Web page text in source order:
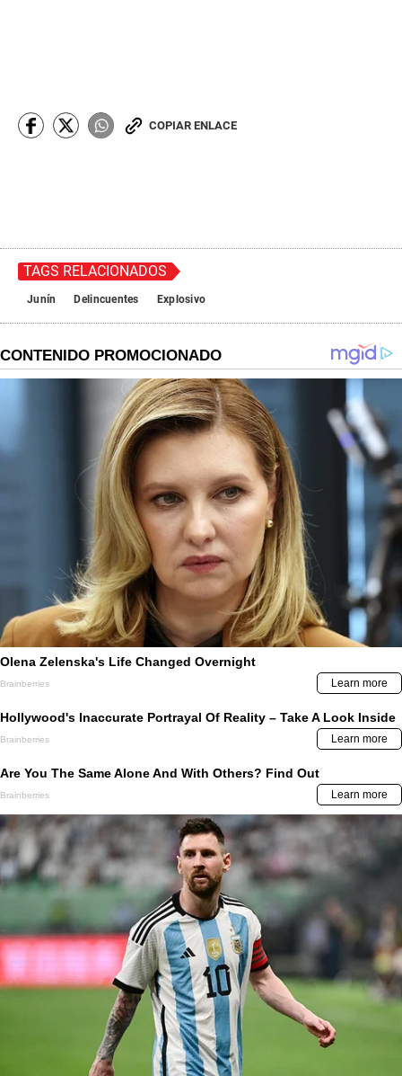
COPIAR ENLACE
TAGS RELACIONADOS
Junín Delincuentes Explosivo